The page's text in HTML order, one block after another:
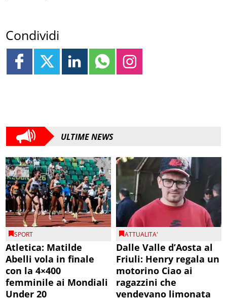
Condividi
ULTIME NEWS
SPORT
Atletica: Matilde
Abelli vola in finale
con la 4×400
femminile ai Mondiali
Under 20
ATTUALITA'
Dalle Valle d’Aosta al
Friuli: Henry regala un
motorino Ciao ai
ragazzini che
vendevano limonata